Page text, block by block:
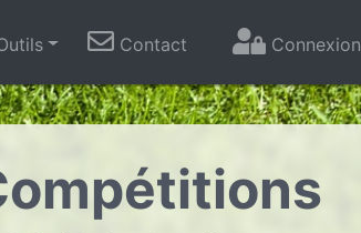
Contact Connexion